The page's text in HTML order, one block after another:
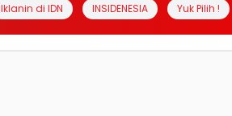
Iklanin di IDN INSIDENESIA Yuk Pilih !